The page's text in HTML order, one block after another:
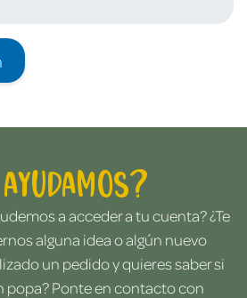
a acceder a tu cuenta? ¿Te
alguna idea o algún nuevo
un pedido y quieres saber si
popa? Ponte en contacto con